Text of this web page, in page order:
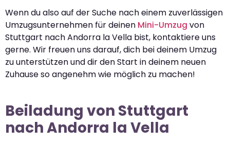
Wenn du also auf der Suche nach einem zuverlässigen
Umzugsunternehmen für deinen Mini-Umzug von
Stuttgart nach Andorra la Vella bist, kontaktiere uns
gerne. Wir freuen uns darauf, dich bei deinem Umzug
zu unterstützen und dir den Start in deinem neuen
Zuhause so angenehm wie möglich zu machen!
Beiladung von Stuttgart
nach Andorra la Vella